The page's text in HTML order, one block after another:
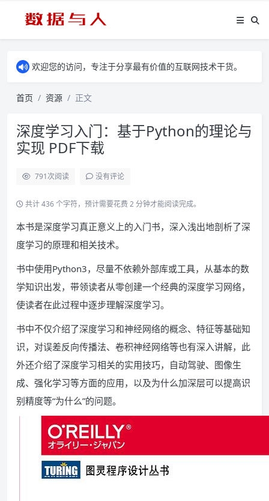
欢迎您的访问，专注于分享最有价值的互联网技术干货。
首页 资源 正文
深度学习入门：基于Python的理论与
实现 PDF下载
791次阅读 没有评论
共计 436 个字符，预计需要花费 2 分钟才能阅读完成。
本书是深度学习真正意义上的入门书，深入浅出地剖析了深
度学习的原理和相关技术。
书中使用Python3，尽量不依赖外部库或工具，从基本的数
学知识出发，带领读者从零创建一个经典的深度学习网络，
使读者在此过程中逐步理解深度学习。
书中不仅介绍了深度学习和神经网络的概念、特征等基础知
识，对误差反向传播法、卷积神经网络等也有深入讲解，此
外还介绍了深度学习相关的实用技巧，自动驾驶、图像生
成、强化学习等方面的应用，以及为什么加深层可以提高识
别精度等“为什么”的问题。